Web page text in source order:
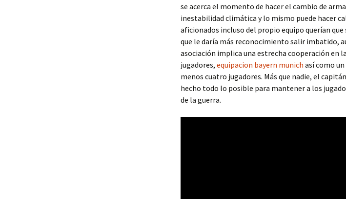
se acerca el momento de hacer el cambio de
inestabilidad climática y lo mismo puede hacer
aficionados incluso del propio equipo querían
que le daría más reconocimiento salir imbatido,
asociación implica una estrecha cooperación en
jugadores, equipacion bayern munich así como
menos cuatro jugadores. Más que nadie, el
hecho todo lo posible para mantener a los
de la guerra.